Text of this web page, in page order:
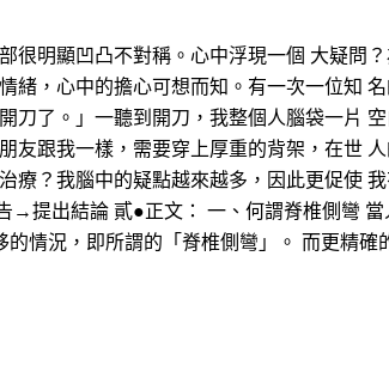
明顯凹凸不對稱。心中浮現一個 大疑問
緒，心中的擔心可想而知。有一次一位知
刀了。」一聽到開刀，我整個人腦袋一片
友跟我一樣，需要穿上厚重的背架，在世
療？我腦中的疑點越來越多，因此更促使
出結論 貳●正文： 一、何謂脊椎側彎 當
情況，即所謂的「脊椎側彎」。 而更精